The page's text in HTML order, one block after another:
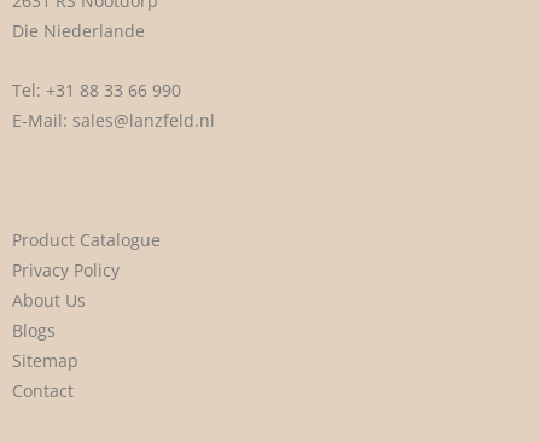
Die Niederlande
Tel: +31 88 33 66 990
E-Mail: sales@lanzfeld.nl
Product Catalogue
Privacy Policy
About Us
Blogs
Sitemap
Contact